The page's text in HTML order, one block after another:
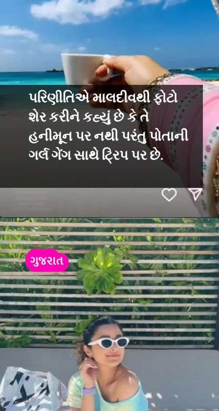
પરિણીતિએ માલદીવથી ફોટો
શેર કરીને કહ્યું છે કે તે
હનીમૂન પર નથી પરંતુ પોતાની
ગર્લ ગેંગ સાથે ટ્રિપ પર છે.